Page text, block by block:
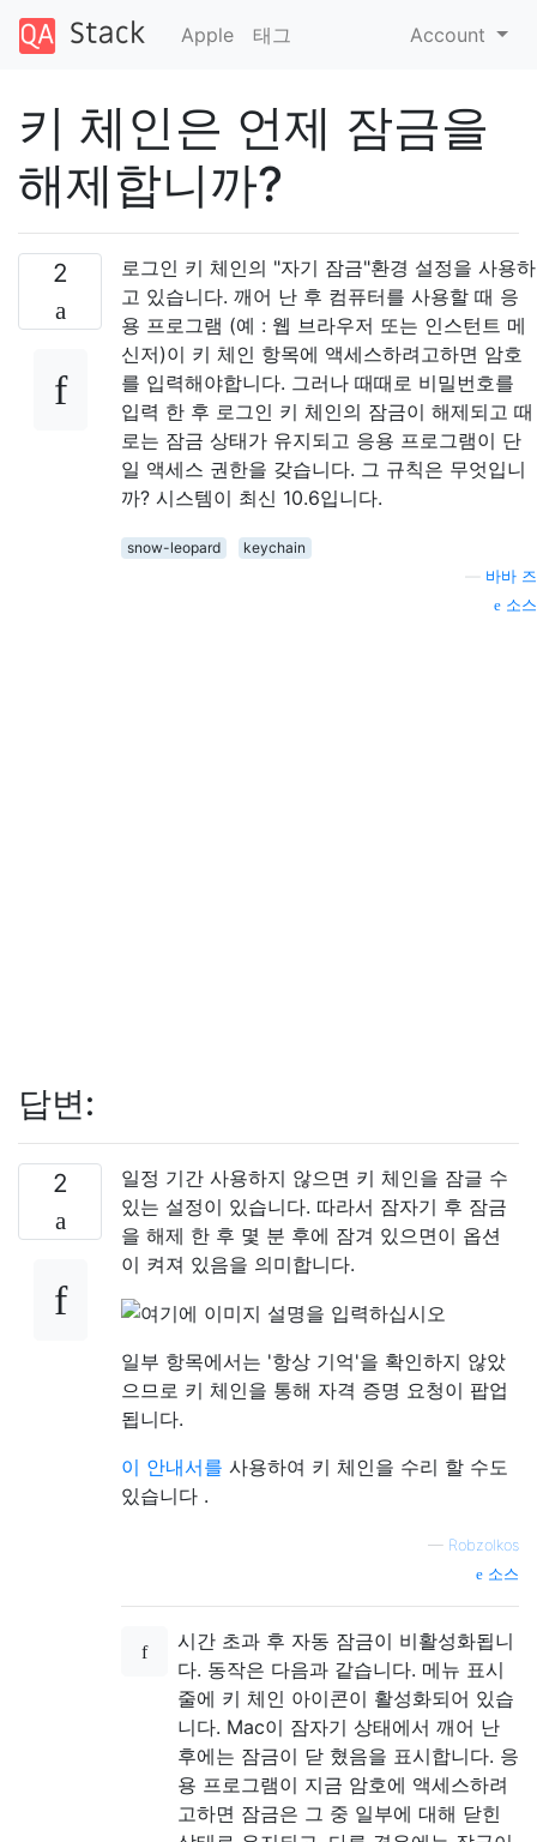
Apple 태그 Account
키 체인은 언제 잠금을
해제합니까?
2
로그인 키 체인의 "자기 잠금"환경 설정을 사용하
고 있습니다. 깨어 난 후 컴퓨터를 사용할 때 응
용 프로그램 (예 : 웹 브라우저 또는 인스턴트 메
신저)이 키 체인 항목에 액세스하려고하면 암호
를 입력해야합니다. 그러나 때때로 비밀번호를
입력 한 후 로그인 키 체인의 잠금이 해제되고 때
로는 잠금 상태가 유지되고 응용 프로그램이 단
일 액세스 권한을 갖습니다. 그 규칙은 무엇입니
까? 시스템이 최신 10.6입니다.
snow-leopard
keychain
바바 즈
소스
답변:
2
일정 기간 사용하지 않으면 키 체인을 잠글 수
있는 설정이 있습니다. 따라서 잠자기 후 잠금
을 해제 한 후 몇 분 후에 잠겨 있으면이 옵션
이 켜져 있음을 의미합니다.
일부 항목에서는 '항상 기억'을 확인하지 않았
으므로 키 체인을 통해 자격 증명 요청이 팝업
됩니다.
이 안내서를 사용하여 키 체인을 수리 할 수도
있습니다 .
— Robzolkos
소스
시간 초과 후 자동 잠금이 비활성화됩니
다. 동작은 다음과 같습니다. 메뉴 표시
줄에 키 체인 아이콘이 활성화되어 있습
니다. Mac이 잠자기 상태에서 깨어 난
후에는 잠금이 닫 혔음을 표시합니다. 응
용 프로그램이 지금 암호에 액세스하려
고하면 잠금은 그 중 일부에 대해 닫힌